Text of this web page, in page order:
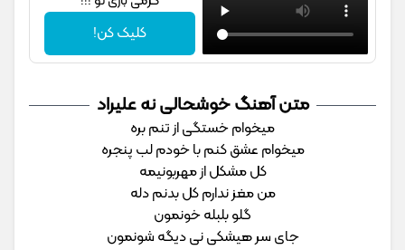
کلیک کن!
متن آهنگ خوشحالی نه علیراد
میخوام خستگی از تنم بره
میخوام عشق کنم با خودم لب پنجره
کل مشکل از مهربونیمه
من مغز ندارم کل بدنم دله
گلو بلبله خونمون
جای سر هیشکی نی دیگه شونمون